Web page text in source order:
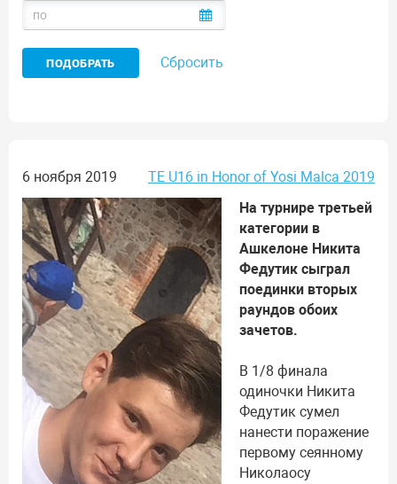
Сбросить
6 ноября 2019
TE U16 in Honor of Yosi Malca 2019
На турнире третьей
категории в
Ашкелоне Никита
Федутик сыграл
поединки вторых
раундов обоих
зачетов.
В 1/8 финала
одиночки Никита
Федутик сумел
нанести поражение
первому сеянному
Николаосу